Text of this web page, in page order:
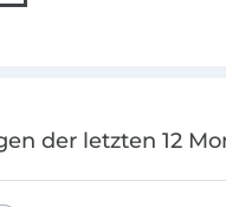
der letzten 12